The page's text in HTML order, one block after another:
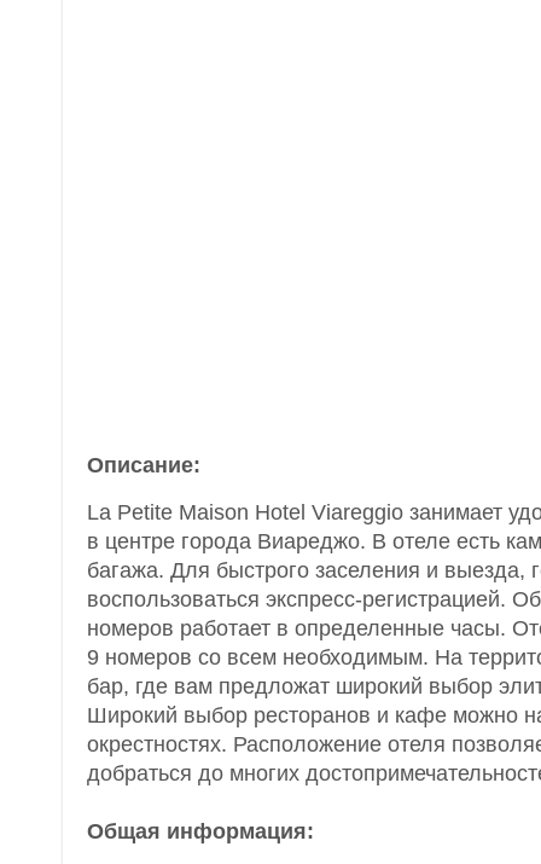
Описание:
La Petite Maison Hotel Viareggio занимает
в центре города Виареджо. В отеле есть
багажа. Для быстрого заселения и выезда,
воспользоваться экспресс-регистрацией.
номеров работает в определенные часы.
9 номеров со всем необходимым. На
бар, где вам предложат широкий выбор
Широкий выбор ресторанов и кафе можно
окрестностях. Расположение отеля
добраться до многих
Общая информация: